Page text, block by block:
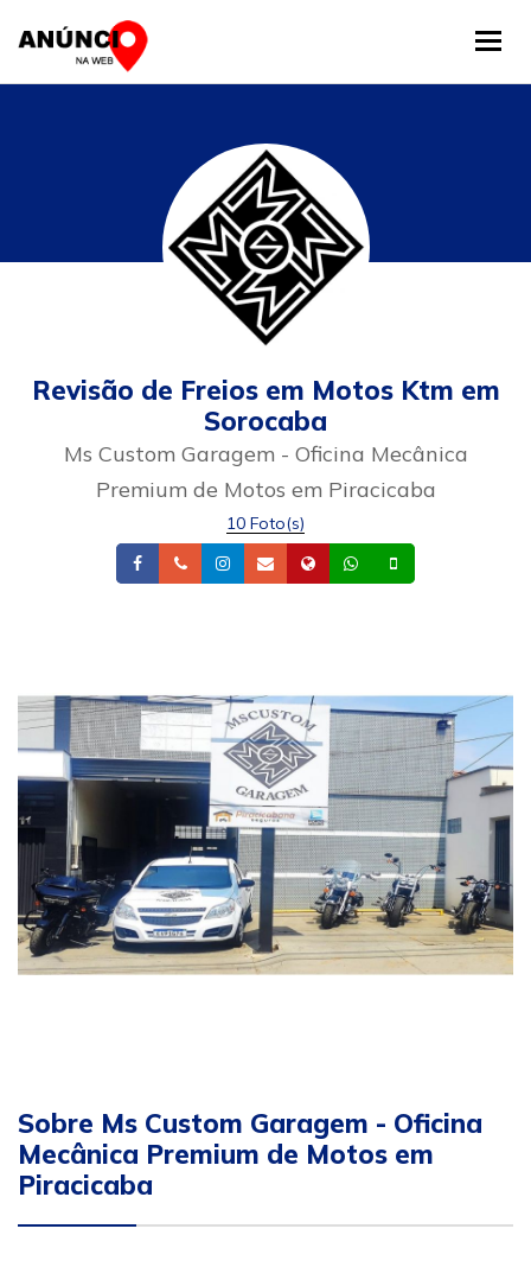
Revisão de Freios em Motos Ktm em
Sorocaba
Ms Custom Garagem - Oficina Mecânica
Premium de Motos em Piracicaba
10 Foto(s)
FacebookTelefoneInstagram
Email Site Whatsapp
Sobre Ms Custom Garagem - Oficina
Mecânica Premium de Motos em
Piracicaba